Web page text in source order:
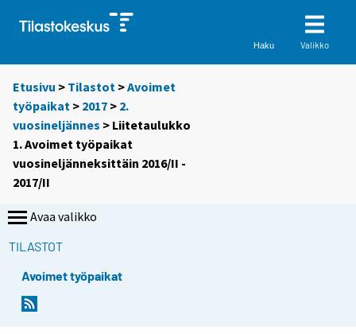
Haku Valikko
Etusivu > Tilastot >Avoimet
työpaikat > 2017 > 2.
vuosineljännes > Liitetaulukko
1. Avoimet työpaikat
vuosineljänneksittäin 2016/II -
2017/II
Avaa valikko
TILASTOT
Avoimet työpaikat